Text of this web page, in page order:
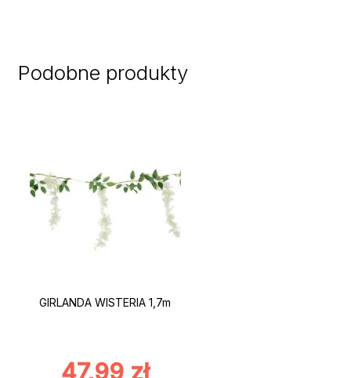
Podobne produkty
GIRLANDA WISTERIA 1,7m
47,99 zł